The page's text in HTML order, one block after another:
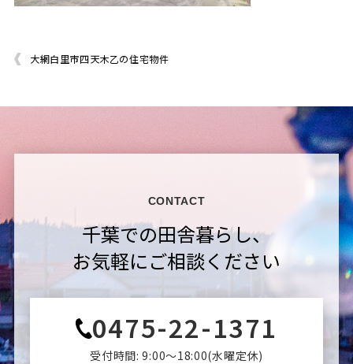
大網白里市四天木乙の住宅物件
CONTACT
千葉での田舎暮らし、
お気軽にご相談ください
0475-22-1371
受付時間: 9:00〜18:00(⽔曜定休)